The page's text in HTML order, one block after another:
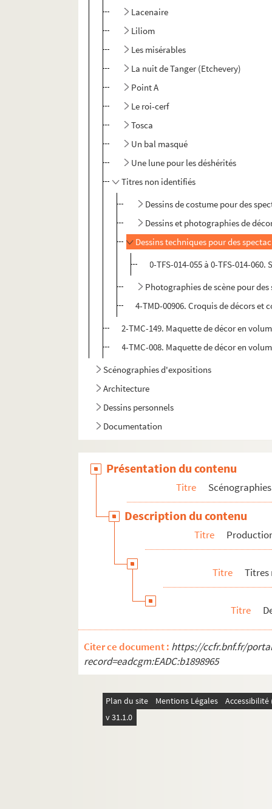
Lacenaire
Liliom
Les misérables
La nuit de Tanger (Etchevery)
Point A
Le roi-cerf
Tosca
Un bal masqué
Une lune pour les déshérités
Titres non identifiés
Dessins de costume pour des
Dessins et photographies de
Dessins techniques pour des
0-TFS-014-055 à 0-TFS-014-
Photographies de scène pour
4-TMD-00906. Croquis de décors et
2-TMC-149. Maquette de décor en
4-TMC-008. Maquette de décor en
Scénographies d'expositions
Architecture
Dessins personnels
Documentation
Présentation du contenu
Titre
Description du contenu
Titre
Titre Titres
Titre
Citer ce document : https://ccfr.bnf.fr/
record=eadcgm:EADC:b1898965
Plan du site Mentions Légales
v 31.1.0